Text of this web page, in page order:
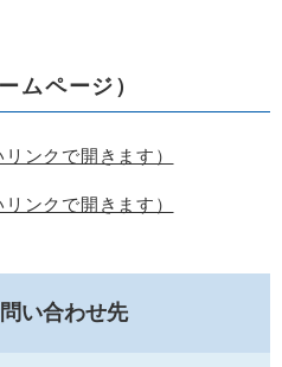
ムページ）
ンクで開きます）
ンクで開きます）
い合わせ先